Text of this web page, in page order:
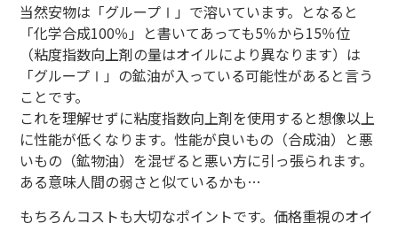
当然安物は「グループⅠ」で溶いています。となると
「化学合成100％」と書いてあっても5％から15％位
（粘度指数向上剤の量はオイルにより異なります）は
「グループⅠ」の鉱油が入っている可能性があると言う
ことです。
これを理解せずに粘度指数向上剤を使用すると想像以上
に性能が低くなります。性能が良いもの（合成油）と悪
いもの（鉱物油）を混ぜると悪い方に引っ張られます。
ある意味人間の弱さと似ているかも…
もちろんコストも大切なポイントです。価格重視のオイ